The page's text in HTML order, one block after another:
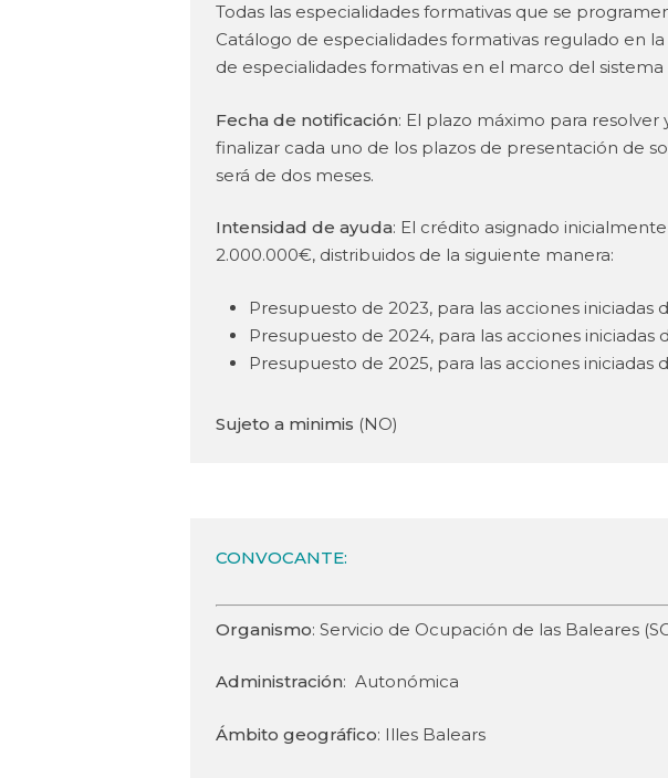
Todas las especialidades formativas que se
Catálogo de especialidades formativas regulado en
de especialidades formativas en el marco del
Fecha de notificación: El plazo máximo para
finalizar cada uno de los plazos de presentación de
será de dos meses.
Intensidad de ayuda: El crédito asignado
2.000.000€, distribuidos de la siguiente manera:
Presupuesto de 2023, para las acciones
Presupuesto de 2024, para las acciones
Presupuesto de 2025, para las acciones
Sujeto a minimis (NO)
CONVOCANTE:
Organismo: Servicio de Ocupación de las Baleares
Administración: Autonómica
Ámbito geográfico: Illes Balears